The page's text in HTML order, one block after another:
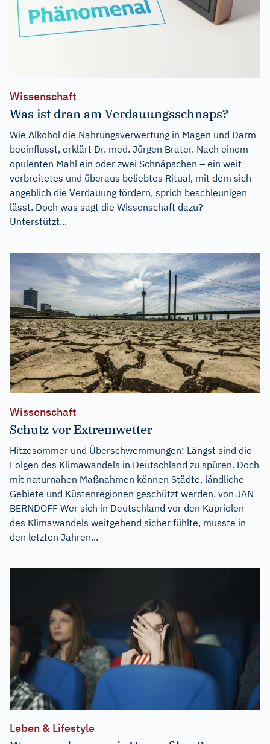
Wissenschaft
Was ist dran am Verdauungsschnaps?
Wie Alkohol die Nahrungsverwertung in Magen und Darm
beeinflusst, erklärt Dr. med. Jürgen Brater. Nach einem
opulenten Mahl ein oder zwei Schnäpschen – ein weit
verbreitetes und überaus beliebtes Ritual, mit dem sich
angeblich die Verdauung fördern, sprich beschleunigen
lässt. Doch was sagt die Wissenschaft dazu?
Unterstützt...
Wissenschaft
Schutz vor Extremwetter
Hitzesommer und Überschwemmungen: Längst sind die
Folgen des Klimawandels in Deutschland zu spüren. Doch
mit naturnahen Maßnahmen können Städte, ländliche
Gebiete und Küstenregionen geschützt werden. von JAN
BERNDOFF Wer sich in Deutschland vor den Kapriolen
des Klimawandels weitgehend sicher fühlte, musste in
den letzten Jahren...
Leben & Lifestyle